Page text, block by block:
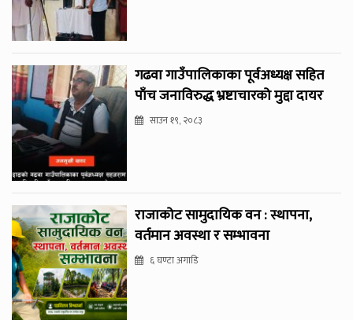
गढवा गाउँपालिकाका पूर्वअध्यक्ष सहित
पाँच जनाविरुद्ध भ्रष्टाचारको मुद्दा दायर
साउन १९, २०८३
राजाकोट सामुदायिक वन : स्थापना,
वर्तमान अवस्था र सम्भावना
६ घण्टा अगाडि